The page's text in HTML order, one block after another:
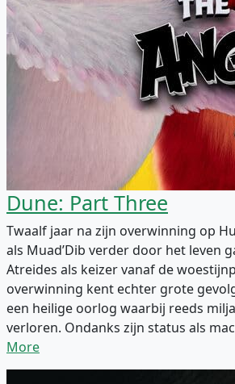
Dune: Part Three
Twaalf jaar na zijn overwinning op
als Muad’Dib verder door het leven
Atreides als keizer vanaf de
overwinning kent echter grote
een heilige oorlog waarbij reeds
verloren. Ondanks zijn status als
More